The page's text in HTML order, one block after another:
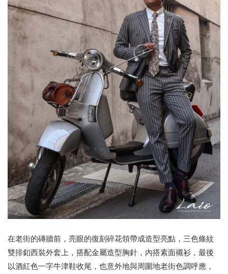
在老街的磚牆前，亮眼的復刻碎花領帶成造型亮點，三色條紋
雙排釦西裝外套上，搭配金屬造型胸針，內搭素面襯衫，最後
以酒紅色一字牛津鞋收尾，也意外地與周圍地老街色調呼應，